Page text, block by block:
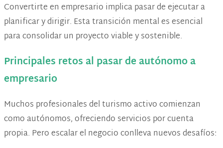
Convertirte en empresario implica pasar de ejecutar a
planificar y dirigir. Esta transición mental es esencial
para consolidar un proyecto viable y sostenible.
Principales retos al pasar de autónomo a
empresario
Muchos profesionales del turismo activo comienzan
como autónomos, ofreciendo servicios por cuenta
propia. Pero escalar el negocio conlleva nuevos desafíos: